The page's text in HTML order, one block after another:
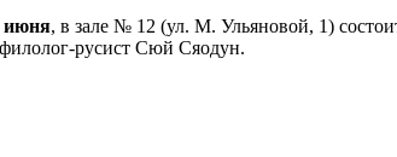
июня, в зале № 12 (ул. М. Ульяновой, 1)
русист Сюй Сяодун.